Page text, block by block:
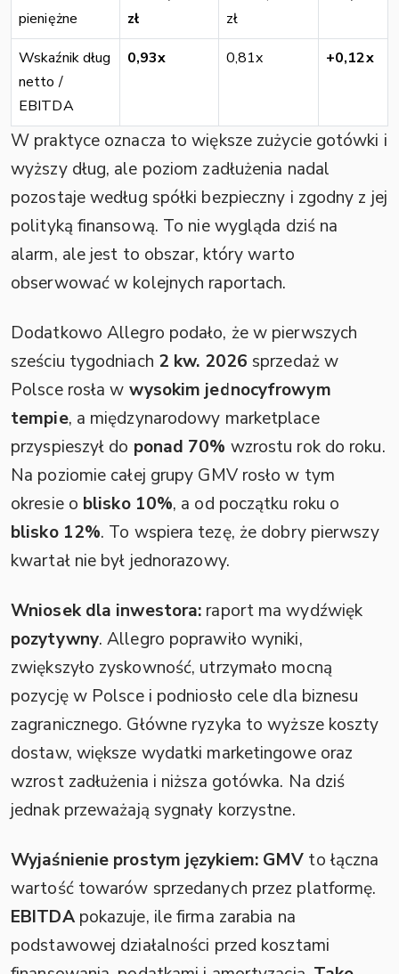
pieniężne
zł
zł
Wskaźnik dług
netto /
EBITDA
0,93x 0,81x +0,12x
W praktyce oznacza to większe zużycie gotówki i
wyższy dług, ale poziom zadłużenia nadal
pozostaje według spółki bezpieczny i zgodny z jej
polityką finansową. To nie wygląda dziś na
alarm, ale jest to obszar, który warto
obserwować w kolejnych raportach.
Dodatkowo Allegro podało, że w pierwszych
sześciu tygodniach 2 kw. 2026 sprzedaż w
Polsce rosła w wysokim jednocyfrowym
tempie, a międzynarodowy marketplace
przyspieszył do ponad 70% wzrostu rok do roku.
Na poziomie całej grupy GMV rosło w tym
okresie o blisko 10%, a od początku roku o
blisko 12%. To wspiera tezę, że dobry pierwszy
kwartał nie był jednorazowy.
Wniosek dla inwestora: raport ma wydźwięk
pozytywny. Allegro poprawiło wyniki,
zwiększyło zyskowność, utrzymało mocną
pozycję w Polsce i podniosło cele dla biznesu
zagranicznego. Główne ryzyka to wyższe koszty
dostaw, większe wydatki marketingowe oraz
wzrost zadłużenia i niższa gotówka. Na dziś
jednak przeważają sygnały korzystne.
Wyjaśnienie prostym językiem: GMV to łączna
wartość towarów sprzedanych przez platformę.
EBITDApokazuje, ile firma zarabia na
podstawowej działalności przed kosztami